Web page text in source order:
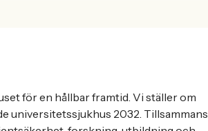
för en hållbar framtid. Vi ställer om
universitetssjukhus 2032. Tillsammans